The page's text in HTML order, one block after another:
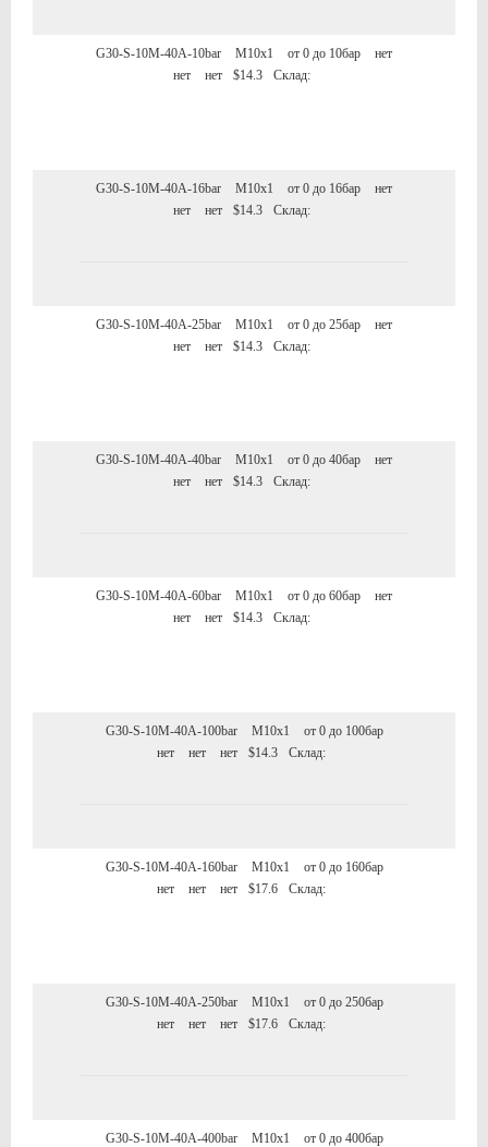
G30-S-10M-40A-10bar M10x1 от 0 до 10бар
нет
нет
нет $14.3 Склад:
G30-S-10M-40A-16bar M10x1 от 0 до 16бар
нет
нет
нет $14.3 Склад:
G30-S-10M-40A-25bar M10x1 от 0 до 25бар
нет
нет
нет $14.3 Склад:
G30-S-10M-40A-40bar M10x1 от 0 до 40бар
нет
нет
нет $14.3 Склад:
G30-S-10M-40A-60bar M10x1 от 0 до 60бар
нет
нет
нет $14.3 Склад:
G30-S-10M-40A-100bar M10x1
от 0 до 100бар
нет
нет нет $14.3 Склад:
G30-S-10M-40A-160bar M10x1
от 0 до 160бар
нет
нет нет $17.6 Склад:
G30-S-10M-40A-250bar M10x1
от 0 до 250бар
нет
нет нет $17.6 Склад:
G30-S-10M-40A-400bar M10x1
от 0 до 400бар